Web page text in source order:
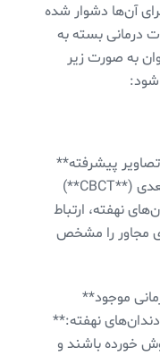
آن‌ها دشوار شده
درمانی بسته به
به صورت زیر
شود:
– انجام تصویربرداری سه‌بعدی (**CBCT**)
نهفته، ارتباط
مجاور را مشخص
نهفته:**
خورده باشند و